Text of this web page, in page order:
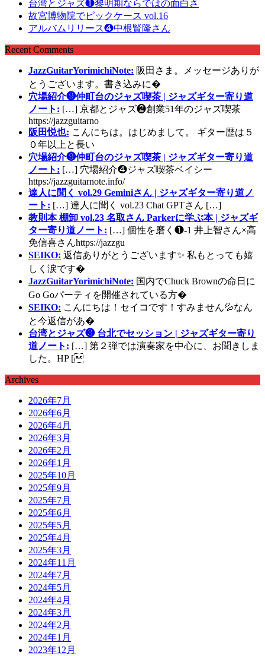
台湾とジャズ❶黎明期ならではの面白さ
故宮博物院でピックケース vol.16
アルバムリリース❹中根賢隆さん
Recent Comments
JazzGuitarYorimichiNote: 阪田さま。メッセージありが
とうございます。書き込みに�
穴場紹介❾仲町台のジャズ喫茶 | ジャズギター寄り道
ノート: […] 京都とジャズ❷創業51年のジャズ喫茶
https://jazzguitarno
阪田悦也: こんにちは。はじめまして。 ギター歴は５
０年以上と長い
穴場紹介❾仲町台のジャズ喫茶 | ジャズギター寄り道
ノート: […] 穴場紹介❹ジャズ喫茶ベイシー
https://jazzguitarnote.info/
達人に聞く vol.29 Geminiさん | ジャズギター寄り道ノ
ート: […] 達人に聞く vol.23 Chat GPTさん […]
教則本 棚卸 vol.23 名取さん Parkerに学ぶ本 | ジャズギ
ター寄り道ノート: […] 個性を磨く❶-1 井上智さん×高
免信喜さんhttps://jazzgu
SEIKO: 返信ありがとうございます✨ 私もとっても嬉
しく涙です�
JazzGuitarYorimichiNote: 国内でChuck Brownの命日に
Go Goパーティを開催されている方�
SEIKO: こんにちは！セイコです！すみません💦なん
と今返信があ�
台湾とジャズ❸ 台北でセッション | ジャズギター寄り
道ノート: […] 第２弾では演奏家を中心に、お聞きしま
した。HP [
Archives
2026年7月
2026年6月
2026年4月
2026年3月
2026年2月
2026年1月
2025年10月
2025年9月
2025年7月
2025年6月
2025年5月
2025年4月
2025年3月
2024年11月
2024年7月
2024年5月
2024年4月
2024年3月
2024年2月
2024年1月
2023年12月